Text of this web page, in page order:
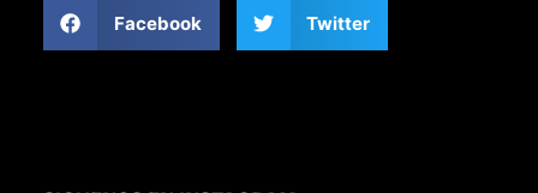
Facebook Twitter